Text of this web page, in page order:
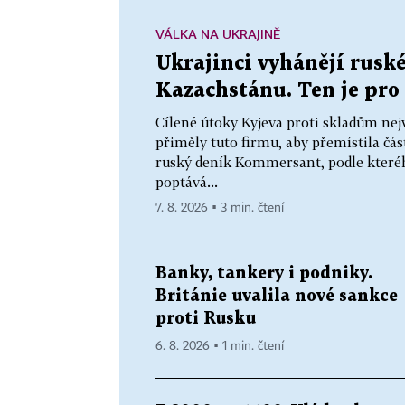
Ukrajinci vyhánějí
Kazachstánu. Ten je
Cílené útoky Kyjeva proti skladům
přiměly tuto firmu, aby přemístila
ruský deník Kommersant, podle
poptává...
VÁLKA NA UKRAJINĚ
7. 8. 2026 ▪ 3 min. čtení
Banky, tankery i podniky.
Británie uvalila nové sankce
proti Rusku
6. 8. 2026 ▪ 1 min. čtení